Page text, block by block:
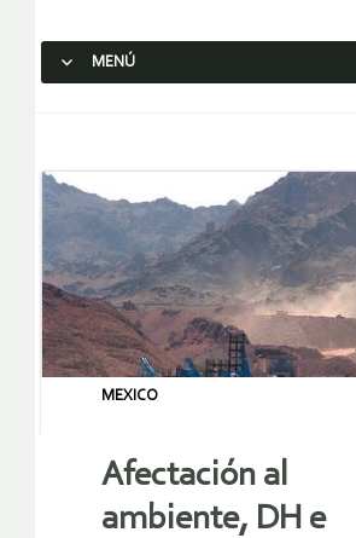
MENÚ
MEXICO
Afectación al
ambiente, DH e